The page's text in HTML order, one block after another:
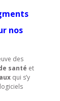
nos
des
santé et
qui s’y